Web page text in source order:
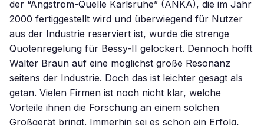
der “Angström-Quelle Karlsruhe” (ANKA), die im Jahr
2000 fertiggestellt wird und überwiegend für Nutzer
aus der Industrie reserviert ist, wurde die strenge
Quotenregelung für Bessy-II gelockert. Dennoch hofft
Walter Braun auf eine möglichst große Resonanz
seitens der Industrie. Doch das ist leichter gesagt als
getan. Vielen Firmen ist noch nicht klar, welche
Vorteile ihnen die Forschung an einem solchen
Großgerät bringt. Immerhin sei es schon ein Erfolg,